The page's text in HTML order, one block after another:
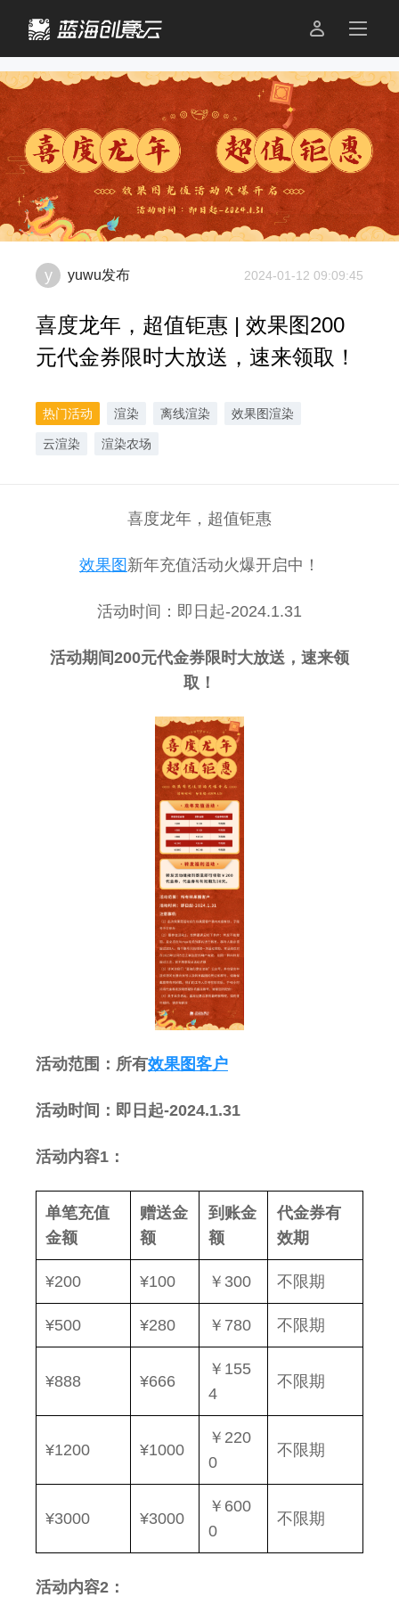

y yuwu发布 2024-01-12 09:09:45
喜度龙年，超值钜惠 | 效果图200
元代金券限时大放送，速来领取！
热门活动 渲染 离线渲染 效果图渲染
云渲染 渲染农场
喜度龙年，超值钜惠
效果图 新年充值活动火爆开启中！
活动时间：即日起-2024.1.31
活动期间200元代金券限时大放送，速来领
取！
活动范围：所有效果图客户
活动时间：即日起-2024.1.31
活动内容1 ：
单笔充值
金额
赠送金
额
到账金
额
代金券有
效期
¥200 ¥100 ￥300 不限期
¥500 ¥280 ￥780 不限期
¥888 ¥666
￥155
4
不限期
¥1200 ¥1000
￥220
0
不限期
¥3000 ¥3000
￥600
0
不限期
活动内容2：